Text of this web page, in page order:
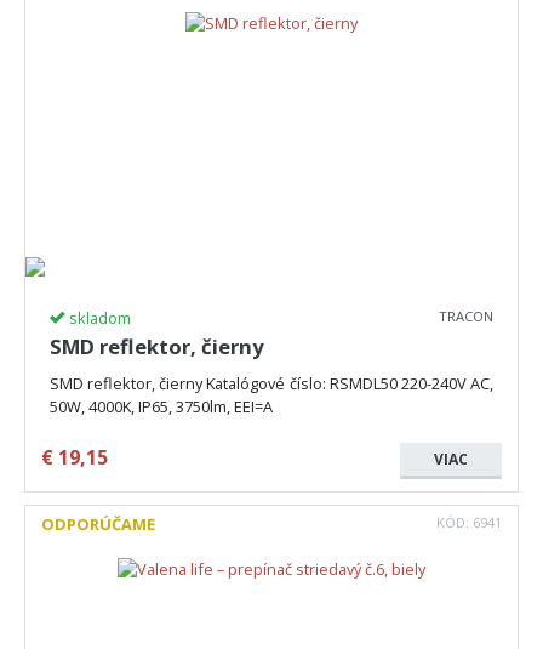
skladom TRACON
SMD reflektor, čierny
SMD reflektor, čierny Katalógové číslo: RSMDL50 220-240V AC,
50W, 4000K, IP65, 3750lm, EEI=A
€ 19,15 VIAC
ODPORÚČAME KÓD: 6941